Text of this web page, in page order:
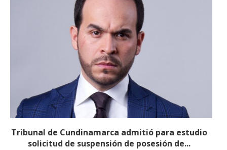
Reducirán afiliados de la Nueva EPS: propuesta de
la ministra de Salud...